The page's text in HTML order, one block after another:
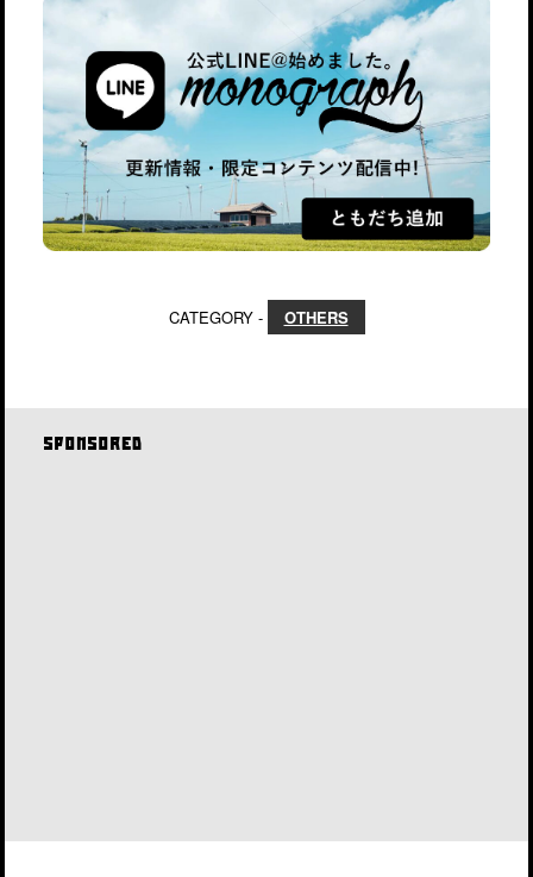
CATEGORY - OTHERS
SPONSORED